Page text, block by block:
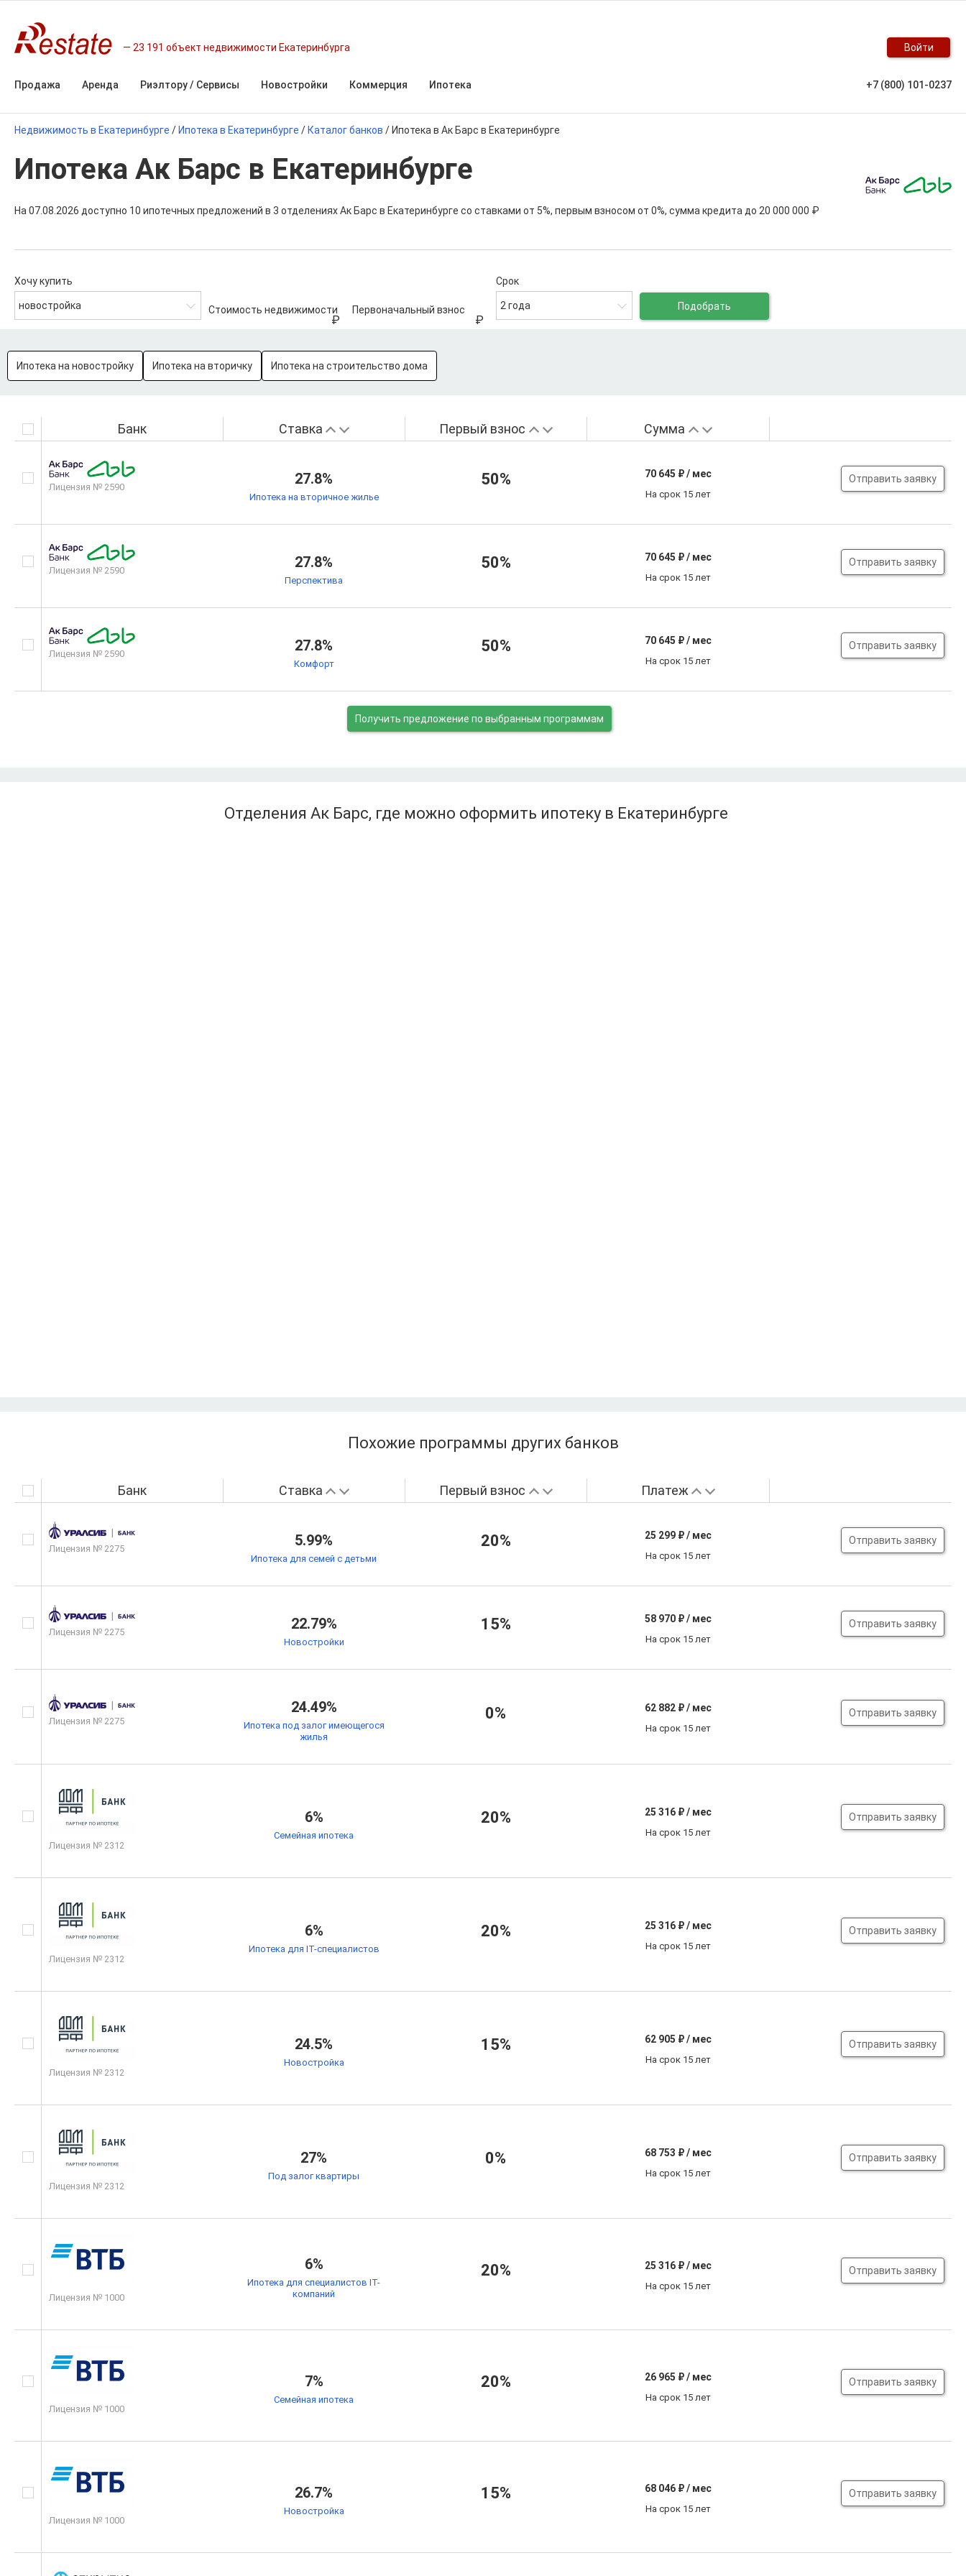
23 191 объект недвижимости Екатеринбурга Войти
Продажа Аренда Риэлтору / Сервисы Новостройки Коммерция Ипотека +7 (800) 101-0237
Недвижимость в Екатеринбурге / Ипотека в Екатеринбурге / Каталог банков / Ипотека в Ак Барс в Екатеринбурге
Ипотека Ак Барс в Екатеринбурге
На 07.08.2026 доступно 10 ипотечных предложений в 3 отделениях Ак Барс в Екатеринбурге со ставками от 5%, первым взносом от 0%, сумма кредита до 20 000 000 ₽
Хочу купить
новостройка Стоимость недвижимости Первоначальный взнос
Срок
2 года Подобрать
Ипотека на новостройку Ипотека на вторичку Ипотека на строительство дома
Банк Ставка Первый взнос Сумма
Лицензия № 2590 27.8%
Ипотека на вторичное жилье
50% 70 645 ₽ / мес
На срок 15 лет
Отправить заявку
Лицензия № 2590 27.8%
Перспектива
50% 70 645 ₽ / мес
На срок 15 лет
Отправить заявку
Лицензия № 2590 27.8%
Комфорт
50% 70 645 ₽ / мес
На срок 15 лет
Отправить заявку
Получить предложение по выбранным программам
Отделения Ак Барс, где можно оформить ипотеку в Екатеринбурге
Похожие программы других банков
Банк Ставка Первый взнос Платеж
Лицензия № 2275 5.99%
Ипотека для семей с детьми
20% 25 299₽ / мес
На срок 15 лет
Отправить заявку
Лицензия № 2275 22.79%
Новостройки
15% 58 970₽ / мес
На срок 15 лет
Отправить заявку
Лицензия № 2275
24.49%
Ипотека под залог имеющегося
жилья
0% 62 882₽ / мес
На срок 15 лет
Отправить заявку
Лицензия № 2312
6%
Семейная ипотека
20% 25 316₽ / мес
На срок 15 лет
Отправить заявку
Лицензия № 2312
6%
Ипотека для IT-специалистов
20% 25 316₽ / мес
На срок 15 лет
Отправить заявку
Лицензия № 2312
24.5%
Новостройка
15% 62 905 ₽ / мес
На срок 15 лет
Отправить заявку
Лицензия № 2312
27%
Под залог квартиры
0% 68 753 ₽ / мес
На срок 15 лет
Отправить заявку
Лицензия № 1000
6%
Ипотека для специалистов IT-
компаний
20% 25 316₽ / мес
На срок 15 лет
Отправить заявку
Лицензия № 1000
7%
Семейная ипотека
20% 26 965 ₽ / мес
На срок 15 лет
Отправить заявку
Лицензия № 1000
26.7%
Новостройка
15% 68 046₽ / мес
На срок 15 лет
Отправить заявку